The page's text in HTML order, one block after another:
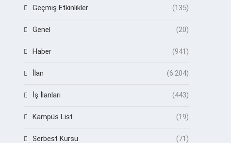
Geçmiş Etkinlikler (135)
Genel (20)
Haber (941)
İlan (6.204)
İş İlanları (443)
Kampüs List (19)
Serbest Kürsü (71)